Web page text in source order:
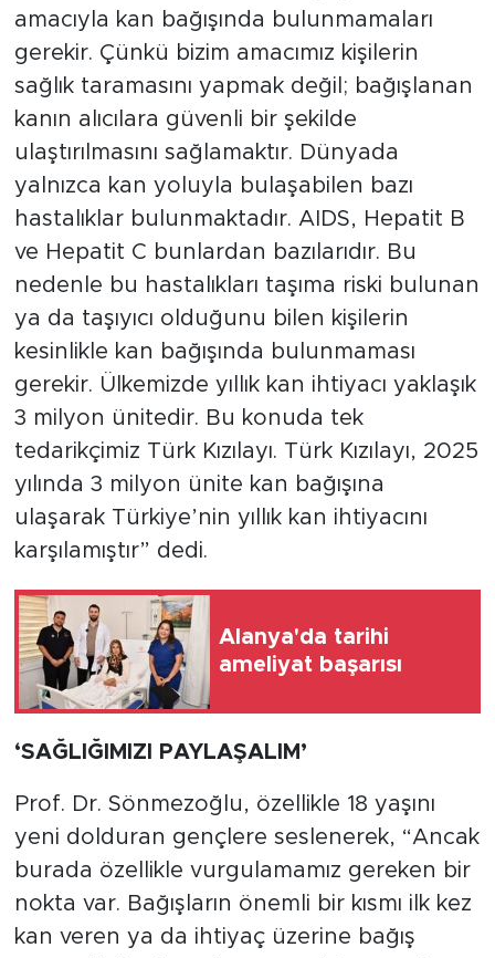
amacıyla kan bağışında bulunmamaları
gerekir. Çünkü bizim amacımız kişilerin
sağlık taramasını yapmak değil; bağışlanan
kanın alıcılara güvenli bir şekilde
ulaştırılmasını sağlamaktır. Dünyada
yalnızca kan yoluyla bulaşabilen bazı
hastalıklar bulunmaktadır. AIDS, Hepatit B
ve Hepatit C bunlardan bazılarıdır. Bu
nedenle bu hastalıkları taşıma riski bulunan
ya da taşıyıcı olduğunu bilen kişilerin
kesinlikle kan bağışında bulunmaması
gerekir. Ülkemizde yıllık kan ihtiyacı yaklaşık
3 milyon ünitedir. Bu konuda tek
tedarikçimiz Türk Kızılayı. Türk Kızılayı, 2025
yılında 3 milyon ünite kan bağışına
ulaşarak Türkiye’nin yıllık kan ihtiyacını
karşılamıştır” dedi.
Alanya'da tarihi
ameliyat başarısı
‘SAĞLIĞIMIZI PAYLAŞALIM’
Prof. Dr. Sönmezoğlu, özellikle 18 yaşını
yeni dolduran gençlere seslenerek, “Ancak
burada özellikle vurgulamamız gereken bir
nokta var. Bağışların önemli bir kısmı ilk kez
kan veren ya da ihtiyaç üzerine bağış